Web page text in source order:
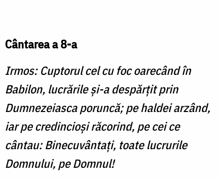
Cântarea a 8-a
Irmos: Cuptorul cel cu foc oarecând în
Babilon, lucrările şi-a despărţit prin
Dumnezeiasca poruncă; pe haldei arzând,
iar pe credincioşi răcorind, pe cei ce
cântau: Binecuvântaţi, toate lucrurile
Domnului, pe Domnul!